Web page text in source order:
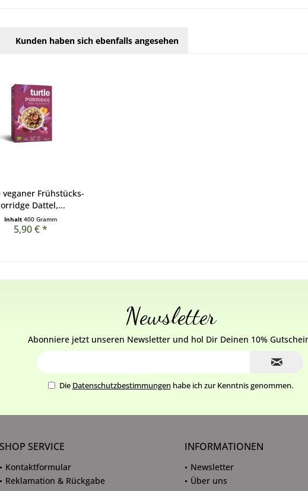
Kunden haben sich ebenfalls angesehen
Frühstücks-
Dattel,...
Inhalt 400 Gramm
5,90 € *
Newsletter
Abonniere jetzt unseren Newsletter und hol Dir Deinen 10%
Die Datenschutzbestimmungen habe ich zur Kenntnis genommen.
SHOP SERVICE
Kontaktformular
Reklamation & Rückgabe
INFORMATIONEN
Newsletter
Über uns